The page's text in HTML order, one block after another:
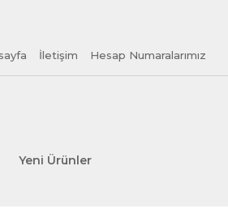
İletişim Hesap Numaralarımız
Yeni Ürünler